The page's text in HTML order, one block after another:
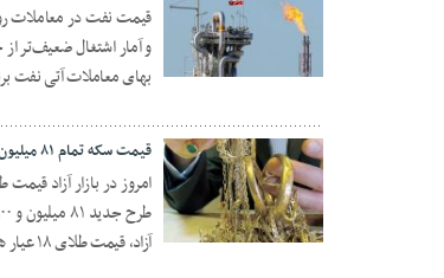
11 مرداد 1404
قیمت نفت در معاملات
و آمار اشتغال ضعیف‌تر
بهای معاملات آتی نفت برنت با ۲ دلار و سه سنت معادل ۲.۸۳ درصد
23 تیر 1404
قیمت سکه تمام ۸۱ میلیون و ۸۰۰ هزار تومان
آزاد، قیمت طلای ۱۸ عیار هر گرم ۷ میلیون و ۲۴۴ هزار تومان، قیمت سکه تمام‌بهار […]